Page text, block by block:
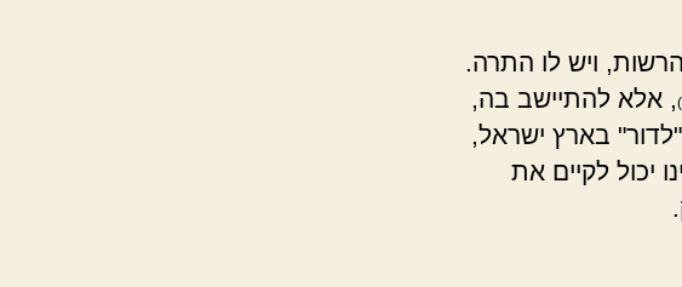
ויש לו התרה.
, אלא להתיישב בה,
בארץ ישראל,
יכול לקיים את